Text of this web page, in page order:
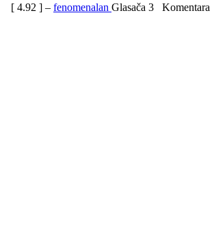
[ 4.92 ] – fenomenalan Glasača 3 Komentara